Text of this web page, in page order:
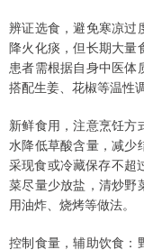
辨证选食，避免寒凉过
降火化痰，但长期大量
患者需根据自身中医体
搭配生姜、花椒等温性
新鲜食用，注意烹饪方
水降低草酸含量，减少
采现食或冷藏保存不超
菜尽量少放盐，清炒野
用油炸、烧烤等做法。
控制食量，辅助饮食：